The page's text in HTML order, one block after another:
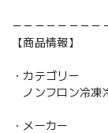
－－－－－－－－
【商品情報】
・カテゴリー
ノンフロン冷凍
・メーカー